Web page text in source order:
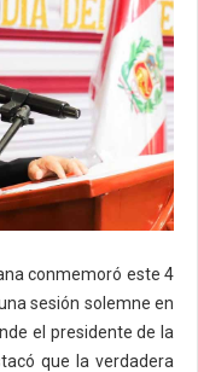
conmemoró este 4
sesión solemne en
el presidente de la
que la verdadera